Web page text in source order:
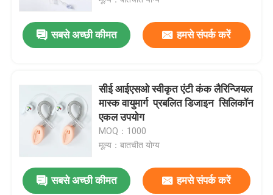
सबसे अच्छी कीमत हमसे संपर्क करें
सीई आईएसओ स्वीकृत एंटी कंक लैरिन्जियल
मास्क वायुमार्ग ️ प्रबलित डिजाइन ️ सिलिकॉन
एकल उपयोग
MOQ：1000
मूल्य：बातचीत योग्य
सबसे अच्छी कीमत हमसे संपर्क करें